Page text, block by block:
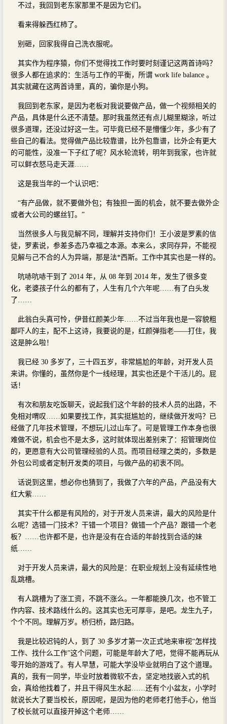
不过，我回到老东家那里不是因为它们。
看来得躲西红柿了。
别砸，回家我得自己洗衣服呢。
其实作为程序猿，你们不觉得找工作时要时刻谨记这两首诗吗？
很多人都在追求的：生活与工作的平衡，所谓 work life balance 。
其实就藏在这两首诗里，真的，骗你是小狗。
我回到老东家，是因为老板对我说要做产品，做一个视频相关的
产品，具体是什么还不清楚。那时我虽然还有点儿糊里糊涂，听过
很多道理，还没过好这一生。可毕竟已经不是懵懂少年，多少有了
些自己的看法。觉得做产品比较靠谱，比外包靠谱，比外企有更大
的可能性，没准一下子红了呢？风水轮流转，明年到我家，也许就
可以鲜衣怒马走天涯……
这是我当年的一个认识吧：
“有产品做，就不要做外包；有独担一面的机会，就不要去做外企
或者大公司的螺丝钉。”
当然很多人与我见解不同，理解并支持你们！王小波是罗素的信
徒，罗素说，参差多态乃幸福之本源。本来么，求同存异，不能视
见解与己不合的人为异端，那是法*西斯。工作中其实也是一样的。
吭哧吭哧干到了 2014 年，从 08 年到 2014 年，发生了很多变
化，老婆孩子什么的都有了，人生有几个六年呢……有了白头发
了……
此翁白头真可怜，伊昔红颜美少年……不过当年我也是一容貌粗
鄙吓人的主，配不上这诗，我要说的是，红颜弹指老——打住，我
这是肿么啦！
我已经 30 多岁了，三十四五岁，非常尴尬的年龄，对开发人员
来讲。你懂的，虽然你是个一线经理，其实也还是个干活儿的。屁
话！
有次和朋友吃饭聊天，说起我们这个年龄的技术人员的出路，不
免相对喟叹……如果要找工作，其实挺尴尬的，继续做开发吗？已
经做了几年技术管理，不想玩儿过山车了。可是管理工作本身也很
难做不说，机会也不是太多，这时就体现出差别来了：招管理岗位
的，更愿意有大公司管理经验的人员。而项目经理之类的，多数是
外包公司或者定制开发类的项目，与做产品的初衷不同。
话说到这里，想必你也猜到了，我做了六年的产品，产品没有大
红大紫……
其实干什么都是有风险的，对于开发人员来讲，最大的风险是什
么呢？选错一门技术？干错一个项目？做错一个产品？跟错一个老
板？……也许都不是，也许是没有在合适的年龄找到合适的妹
纸……
对于开发人员来讲，最大的风险是：在职业规划上没有延续性地
乱跳槽。
有人跳槽为了涨工资，不跳不涨么。一年都能换几次，也不管工
作内容、技术路线什么的。这其实也无可厚非，是吧。龙生九子，
个个不同。理解万岁。桥归桥，路归路。
我是比较迟钝的人，到了 30 多岁才第一次正式地来审视“怎样找
工作、找什么工作”这个问题，可能是年龄大了吧，觉得不能再玩从
零开始的游戏了。有人早慧，可能大学没毕业就明白了这个道理。
真的，我有一同学，毕业时放着微软不去，坚定地找嵌入式的机
会，真给他找着了，并且干得风生水起……还有个小盆友，小学时
就说长大了要当校长，原因呢，是因为他的老师老打他手心，他当
了校长就可以直接开掉这个老师……